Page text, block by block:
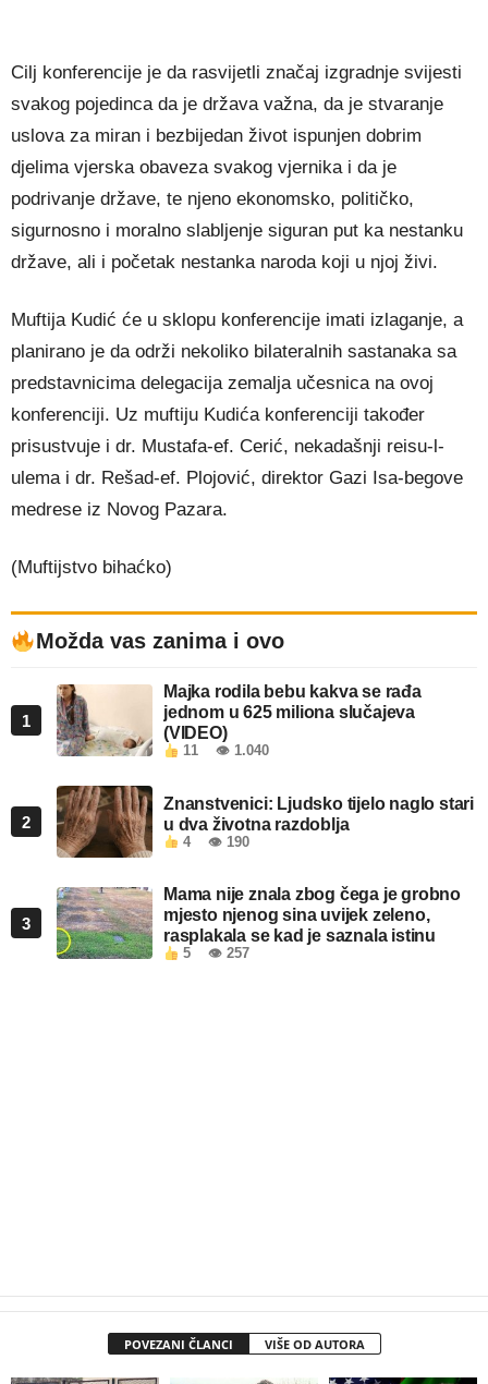
Cilj konferencije je da rasvijetli značaj izgradnje svijesti
svakog pojedinca da je država važna, da je stvaranje
uslova za miran i bezbijedan život ispunjen dobrim
djelima vjerska obaveza svakog vjernika i da je
podrivanje države, te njeno ekonomsko, političko,
sigurnosno i moralno slabljenje siguran put ka nestanku
države, ali i početak nestanka naroda koji u njoj živi.
Muftija Kudić će u sklopu konferencije imati izlaganje, a
planirano je da održi nekoliko bilateralnih sastanaka sa
predstavnicima delegacija zemalja učesnica na ovoj
konferenciji. Uz muftiju Kudića konferenciji također
prisustvuje i dr. Mustafa-ef. Cerić, nekadašnji reisu-l-
ulema i dr. Rešad-ef. Plojović, direktor Gazi Isa-begove
medrese iz Novog Pazara.
(Muftijstvo bihaćko)
Možda vas zanima i ovo
1
Majka rodila bebu kakva se rađa
jednom u 625 miliona slučajeva
(VIDEO)
11 👁 1.040
2
Znanstvenici: Ljudsko tijelo naglo stari
u dva životna razdoblja
4 👁 190
3
Mama nije znala zbog čega je grobno
mjesto njenog sina uvijek zeleno,
rasplakala se kad je saznala istinu
5 👁 257
POVEZANI ČLANCI VIŠE OD AUTORA